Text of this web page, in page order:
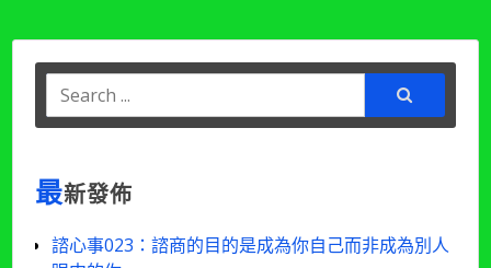
Search
for:
最新發佈
諮心事023：諮商的目的是成為你自己而非成為別人